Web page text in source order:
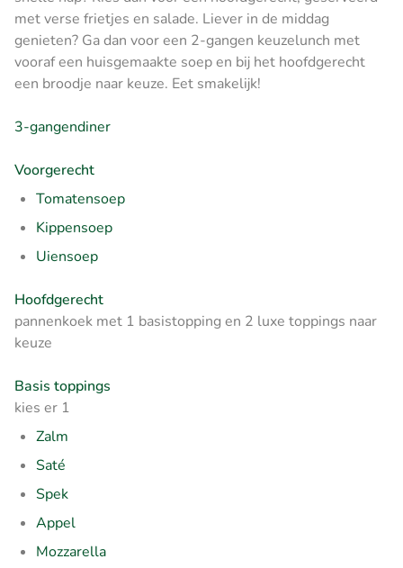
met verse frietjes en salade. Liever in de middag
genieten? Ga dan voor een 2-gangen keuzelunch met
vooraf een huisgemaakte soep en bij het hoofdgerecht
een broodje naar keuze. Eet smakelijk!
3-gangendiner
Voorgerecht
Tomatensoep
Kippensoep
Uiensoep
Hoofdgerecht
pannenkoek met 1 basistopping en 2 luxe toppings naar
keuze
Basis toppings
kies er 1
Zalm
Saté
Spek
Appel
Mozzarella